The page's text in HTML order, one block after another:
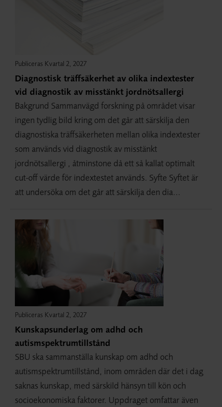
Publiceras Kvartal 2, 2027
Diagnostisk träffsäkerhet av olika indextester
vid diagnostik av misstänkt jordnötsallergi
Bakgrund Sammanvägd forskning på området visar
ingen tydlig bild kring om det går att särskilja den
diagnostiska träffsäkerheten mellan olika indextester
som används vid diagnostik av misstänkt
jordnötsallergi , åtminstone då ett så kallat optimalt
cut-off värde för indextestet används. Syfte Syftet är
att undersöka om det går att särskilja den dia...
Publiceras Kvartal 2, 2027
Kunskapsunderlag om adhd och
autismspektrumtillstånd
SBU ska sammanställa kunskap om adhd och
autismspektrumtillstånd, inom områden där det i dag
saknas kunskap, med särskild hänsyn till kön och
socioekonomiska faktorer. Uppdraget omfattar även